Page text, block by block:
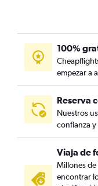
100%
empezar a
Reserva
Nuestros
confianza
Viaja de
Millones de
encontrar